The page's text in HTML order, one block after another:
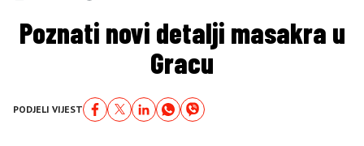
Poznati novi detalji masakra u
Gracu
PODJELI VIJEST